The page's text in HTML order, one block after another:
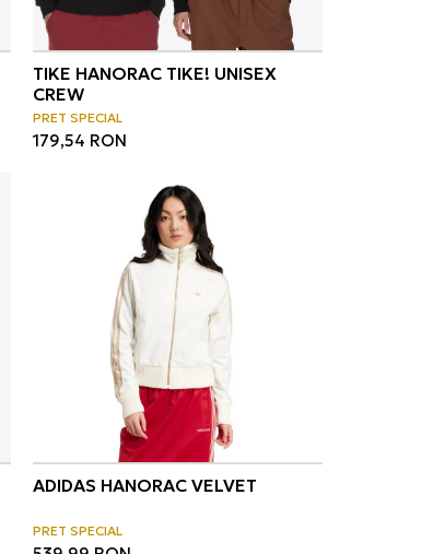
TIKE HANORAC TIKE! UNISEX
CREW
PRET SPECIAL
179,54 RON
ADIDAS HANORAC VELVET
PRET SPECIAL